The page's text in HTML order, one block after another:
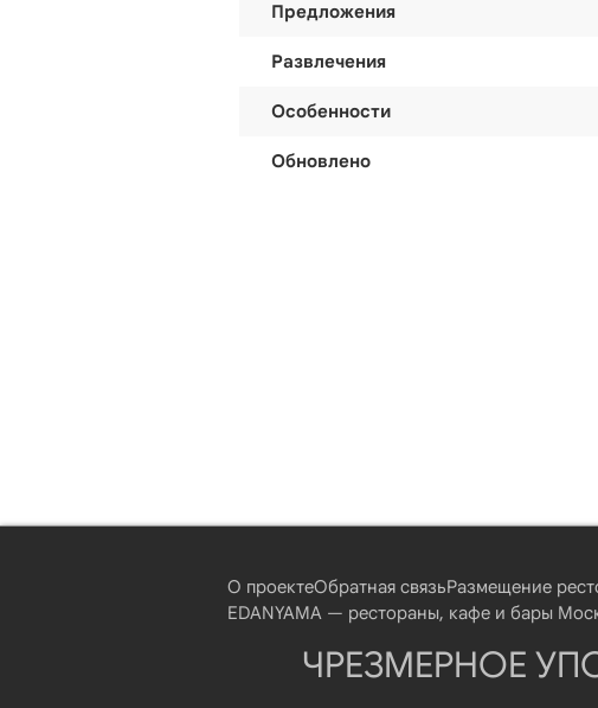
Предложения
Развлечения
Особенности
Обновлено
О проектеОбратная связьРазмещение
EDANYAMA — рестораны, кафе и бары
ЧРЕЗМЕРНОЕ